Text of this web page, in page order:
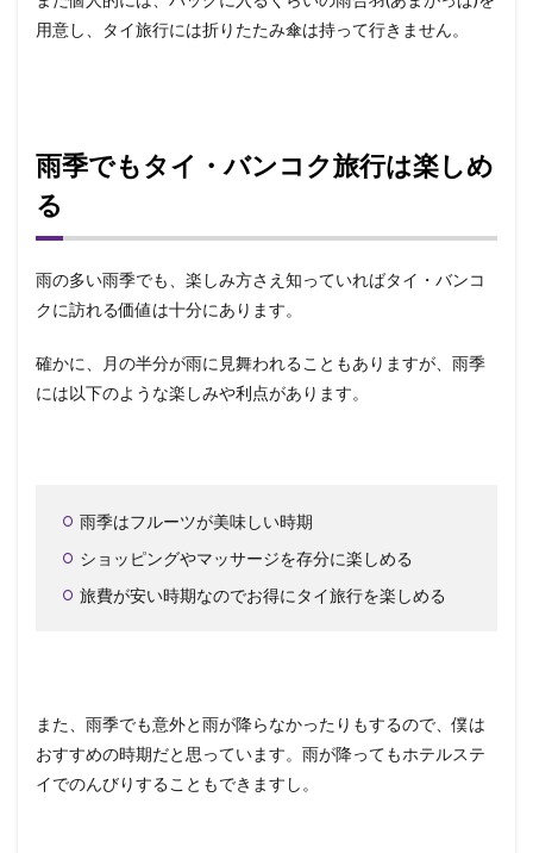
用意し、タイ旅行には折りたたみ傘は持って行きません。
雨季でもタイ・バンコク旅行は楽しめ
る
雨の多い雨季でも、楽しみ方さえ知っていればタイ・バンコ
クに訪れる価値は十分にあります。
確かに、月の半分が雨に見舞われることもありますが、雨季
には以下のような楽しみや利点があります。
雨季はフルーツが美味しい時期
ショッピングやマッサージを存分に楽しめる
旅費が安い時期なのでお得にタイ旅行を楽しめる
また、雨季でも意外と雨が降らなかったりもするので、僕は
おすすめの時期だと思っています。雨が降ってもホテルステ
イでのんびりすることもできますし。